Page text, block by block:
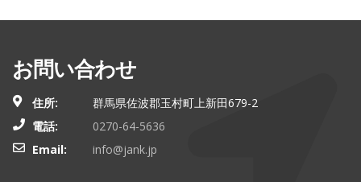
お問い合わせ
住所:
群馬県佐波郡玉村町上新田679-2
電話:
0270-64-5636
Email:
info@jank.jp